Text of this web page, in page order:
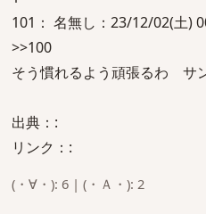
101： 名無し：23/12/02(土)
>>100
そう慣れるよう頑張るわ サ
出典：:
リンク：:
(・∀・): 6 | (・Ａ・): 2